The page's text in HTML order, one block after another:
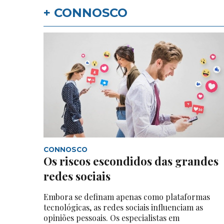
+ CONNOSCO
CONNOSCO
Os riscos escondidos das grandes
redes sociais
Embora se definam apenas como plataformas
tecnológicas, as redes sociais influenciam as
opiniões pessoais. Os especialistas em